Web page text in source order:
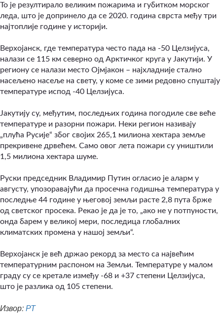
То је резултирало великим пожарима и губитком морског
леда, што је допринело да се 2020. година сврста међу три
најтоплије године у историји.
Верхојанск, где температура често пада на -50 Целзијуса,
налази се 115 км северно од Арктичког круга у Јакутији. У
региону се налази место Ојмјакон – најхладније стално
насељено насеље на свету, у коме се зими редовно спуштају
температуре испод -40 Целзијуса.
Јакутију су, међутим, последњих година погодиле све веће
температуре и разорни пожари. Неки регион називају
„плућа Русије“ због својих 265,1 милиона хектара земље
прекривене дрвећем. Само овог лета пожари су уништили
1,5 милиона хектара шуме.
Руски председник Владимир Путин огласио је аларм у
августу, упозоравајући да просечна годишња температура у
последње 44 године у његовој земљи расте 2,8 пута брже
од светског просека. Рекао је да је то, „ако не у потпуности,
онда барем у великој мери, последица глобалних
климатских промена у нашој земљи“.
Верхојанск је већ држао рекорд за место са највећим
температурним распоном на Земљи. Температуре у малом
граду су се кретале између -68 и +37 степени Целзијуса,
што је разлика од 105 степени.
Извор:РТ